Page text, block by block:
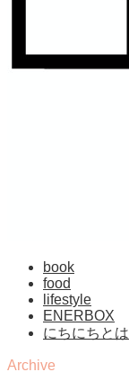
book
food
lifestyle
ENERBOX
にちにちとは
Archive